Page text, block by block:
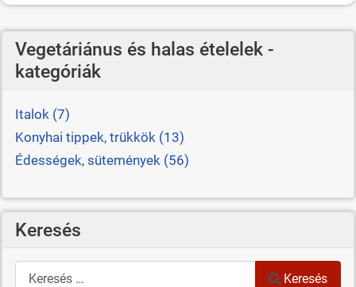
Vegetáriánus és halas ételelek -
kategóriák
Italok (7)
Konyhai tippek, trükkök (13)
Édességek, sütemények (56)
Keresés
Keresés
Keresés